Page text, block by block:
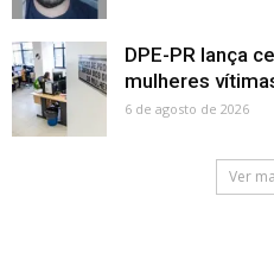
DPE-PR lança
mulheres
6 de agosto de 2026
Ver